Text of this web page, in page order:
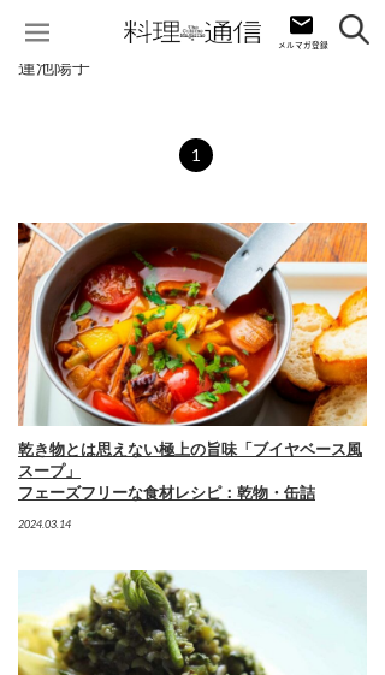
蓮池陽子
1
乾き物とは思えない極上の旨味「ブイヤベース風
スープ」
フェーズフリーな食材レシピ：乾物・缶詰
2024.03.14